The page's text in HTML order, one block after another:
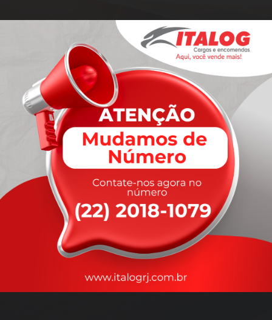
rapidez
que você precisa,
com a qualidade que vocêmerece.
Nossos motoristas são treinados para garantir a máxima
durante o transporte, com rastreamento em tempo real.